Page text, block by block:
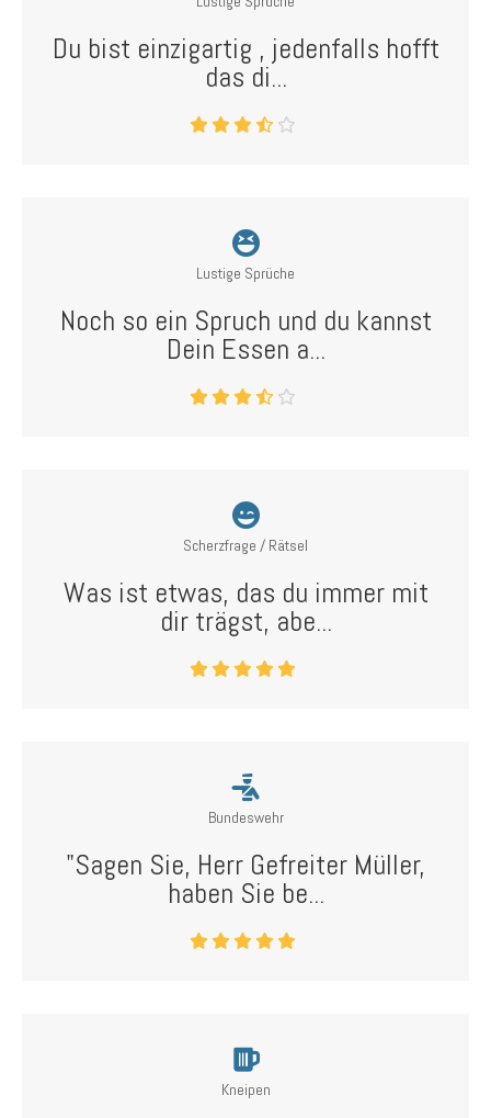
Du bist einzigartig , jedenfalls hofft
das di...
Lustige Sprüche
Noch so ein Spruch und du kannst
Dein Essen a...
Scherzfrage / Rätsel
Was ist etwas, das du immer mit
dir trägst, abe...
Bundeswehr
"Sagen Sie, Herr Gefreiter Müller,
haben Sie be...
Kneipen